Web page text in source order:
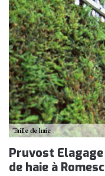
Pruvost
de haie à